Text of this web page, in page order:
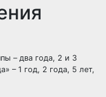
– два года, 2 и 3
– 1 год, 2 года, 5 лет,